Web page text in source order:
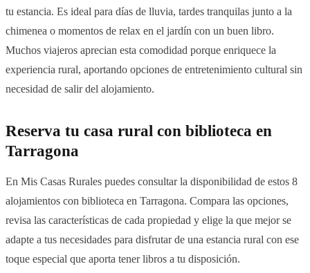
tu estancia. Es ideal para días de lluvia, tardes tranquilas junto a la
chimenea o momentos de relax en el jardín con un buen libro.
Muchos viajeros aprecian esta comodidad porque enriquece la
experiencia rural, aportando opciones de entretenimiento cultural sin
necesidad de salir del alojamiento.
Reserva tu casa rural con biblioteca en
Tarragona
En Mis Casas Rurales puedes consultar la disponibilidad de estos 8
alojamientos con biblioteca en Tarragona. Compara las opciones,
revisa las características de cada propiedad y elige la que mejor se
adapte a tus necesidades para disfrutar de una estancia rural con ese
toque especial que aporta tener libros a tu disposición.